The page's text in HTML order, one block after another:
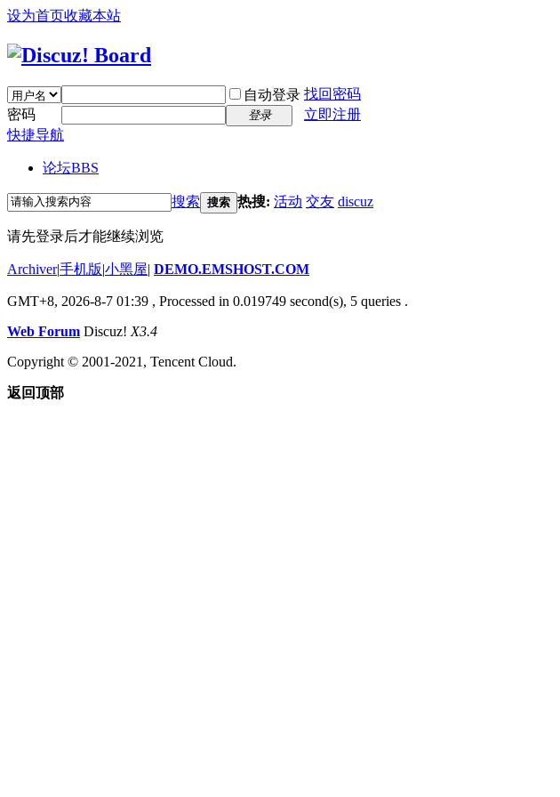
设为首页收藏本站
自动登录 找回密码
密码
登录
立即注册
快捷导航
论坛BBS
搜索 搜索 热搜: 活动 交友 discuz
请先登录后才能继续浏览
Archiver|手机版|小黑屋| DEMO.EMSHOST.COM
GMT+8, 2026-8-7 01:39 , Processed in 0.019749 second(s), 5 queries .
Web Forum Discuz! X3.4
Copyright © 2001-2021, Tencent Cloud.
返回顶部